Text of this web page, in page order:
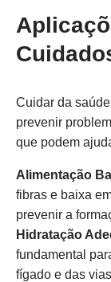
Cuidar da
prevenir
que podem
Alimentação
fibras e baixa
prevenir a
Hidratação
fundamental
fígado e das